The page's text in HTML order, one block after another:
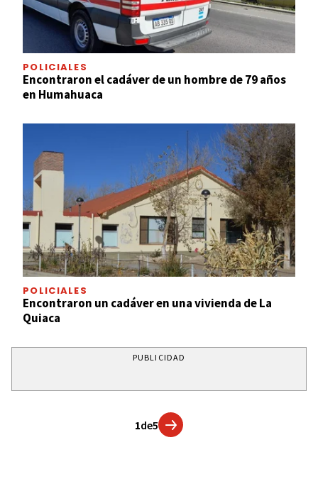
POLICIALES
Encontraron el cadáver de un hombre de 79 años
en Humahuaca
POLICIALES
Encontraron un cadáver en una vivienda de La
Quiaca
PUBLICIDAD
1de5